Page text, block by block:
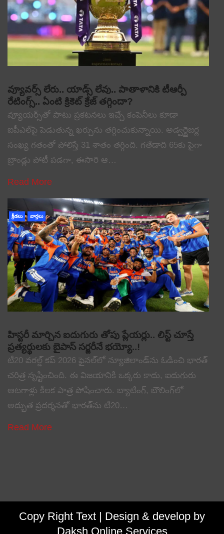
వ్యూవర్స్ లేరు.. యాడ్స్ లేవు.. పాతాళానికి టీఆర్పీ
రేటింగ్స్.. ఏంటి క్రికెట్ క్రేజ్ తగ్గిందా?
వ్యూయర్స్‌తో పాటు ప్రకటనలు ఇచ్చే కంపెనీలు కూడా
ఐపీఎల్‌పై పెడుతున్న ఖర్చును తగ్గించుకున్నాయి. అడ్వర్టైజర్ల
సంఖ్య గతంతో పోలిస్తే 31 శాతం తగ్గింది. గతేడాది 65కు పైగా
బ్రాండ్లు పోటీ పడగా, ఈసారి ఆ…
Read More
క్రీడలు వార్తలు
హిస్టరీ మార్చిన ఐదుగురు తోపు ప్లేయర్లు.. లిస్ట్ చూస్తే
ప్రత్యర్థులకు బైపాస్ సర్జరీనే భయ్యో..!
టీ20 వరల్డ్ కప్ 2026 ఫైనల్‌లో న్యూజిలాండ్‌ను ఓడించి భారత్
చరిత్ర సృష్టించింది. ఈ విజయానికి ఒక్కరు కాదు, ఐదుగురు
ఆటగాళ్లు కీలక పాత్ర పోషించారు. బ్యాటింగ్, బౌలింగ్‌లో
అద్భుత ప్రదర్శనతో భారత్‌ను టీ20…
Read More
Copy Right Text | Design & develop by
Daksh Online Services